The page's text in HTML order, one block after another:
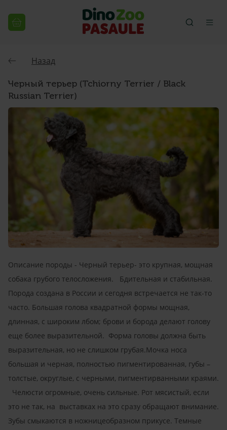
Назад
Черный терьер (Tchiorny Terrier / Black
Russian Terrier)
Описание породы - Черный терьер- это крупная, мощная
собака грубого телосложения. Бдительная и стабильная.
Порода создана в России и сегодня встречается не так-то
часто. Большая голова квадратной формы мощная,
длинная, с широким лбом; брови и борода делают голову
еще более выразительной. Форма головы должна быть
выразительная, но не слишком грубая.Мочка носа
большая и черная, полностью пигментированная, губы –
толстые, округлые, с черными, пигментирванными краями.
Челюсти огромные, очень сильные. Рот мясистый, если
это не так, на выставках на это сразу обращают внимание.
Зубы смыкаются в ножницеобразном прикусе. Темные